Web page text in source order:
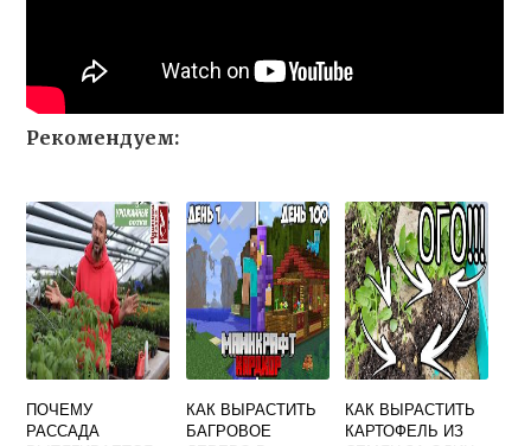
Рекомендуем:
ПОЧЕМУ
РАССАДА
КАК ВЫРАСТИТЬ
БАГРОВОЕ
КАК ВЫРАСТИТЬ
КАРТОФЕЛЬ ИЗ